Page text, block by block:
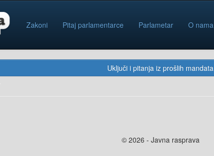
Zakoni Pitaj parlamentarce Parlametar O nama
Uključi i pitanja iz prošlih mandata
© 2026 - Javna rasprava